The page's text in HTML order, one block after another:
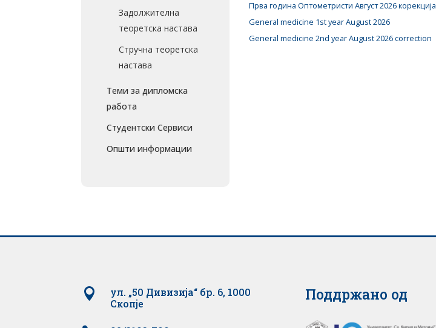
Задолжителна
теоретска настава
Стручна теоретска
настава
Теми за дипломска
работа
Студентски Сервиси
Општи информации
Прва година Оптометристи Aвгуст 2026 корекција
General medicine 1st year August 2026
General medicine 2nd year August 2026 correction

ул. „50 Дивизија“ бр. 6, 1000
Скопје
Поддржано од